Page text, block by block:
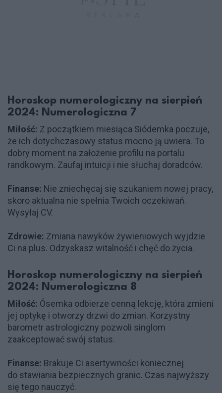
Horoskop numerologiczny na sierpień
2024: Numerologiczna 7
Miłość: Z początkiem miesiąca Siódemka poczuje,
że ich dotychczasowy status mocno ją uwiera. To
dobry moment na założenie profilu na portalu
randkowym. Zaufaj intuicji i nie słuchaj doradców.
Finanse: Nie zniechęcaj się szukaniem nowej pracy,
skoro aktualna nie spełnia Twoich oczekiwań.
Wysyłaj CV.
Zdrowie: Zmiana nawyków żywieniowych wyjdzie
Ci na plus. Odzyskasz witalność i chęć do życia.
Horoskop numerologiczny na sierpień
2024: Numerologiczna 8
Miłość: Ósemka odbierze cenną lekcję, która zmieni
jej optykę i otworzy drzwi do zmian. Korzystny
barometr astrologiczny pozwoli singlom
zaakceptować swój status.
Finanse: Brakuje Ci asertywności koniecznej
do stawiania bezpiecznych granic. Czas najwyższy
się tego nauczyć.